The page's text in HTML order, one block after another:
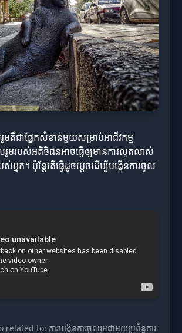
រួមគឺជាផ្នែកសំខាន់មួយសម្រាប់អាជីវកម្ម
មរបស់អតិថិជនអាចធ្វើឲ្យមានការលូតលាស់
ស់អ្នក។ ប៉ុន្តែតើធ្វើដូចម្តេចដើម្បីបង្កើនការចូល
to: ការបង្កើនការចូលរួមជាមួយប្រព័ន្ធការ